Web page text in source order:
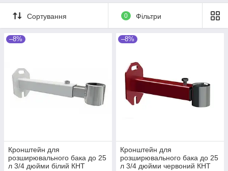
(гідроакумулятори
) Meibes-Flamco
Сортування 0 Фільтри
–8%
Кронштейн для
розширювального бака до 25
л 3/4 дюйми білий КНТ
–8%
Кронштейн для
розширювального бака до 25
л 3/4 дюйми червоний КНТ